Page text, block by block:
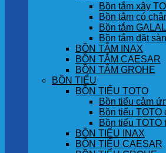
Bồn tắm xây
Bồn tắm có
Bồn tắm
Bồn tắm đặt sàn
BỒN TẮM INAX
BỒN TẮM CAESAR
BỒN TẮM GROHE
BỒN TIỂU
BỒN TIỂU TOTO
Bồn tiểu cảm
Bồn tiểu TOTO
Bồn tiểu TOTO
BỒN TIỂU INAX
BỒN TIỂU CAESAR